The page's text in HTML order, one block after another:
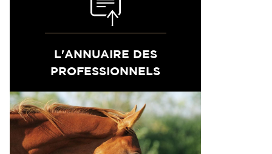
L'ANNUAIRE DES
PROFESSIONNELS